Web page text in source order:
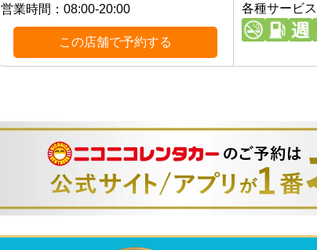
営業時間： 08:00-20:00
この店舗で予約する
各種サービス